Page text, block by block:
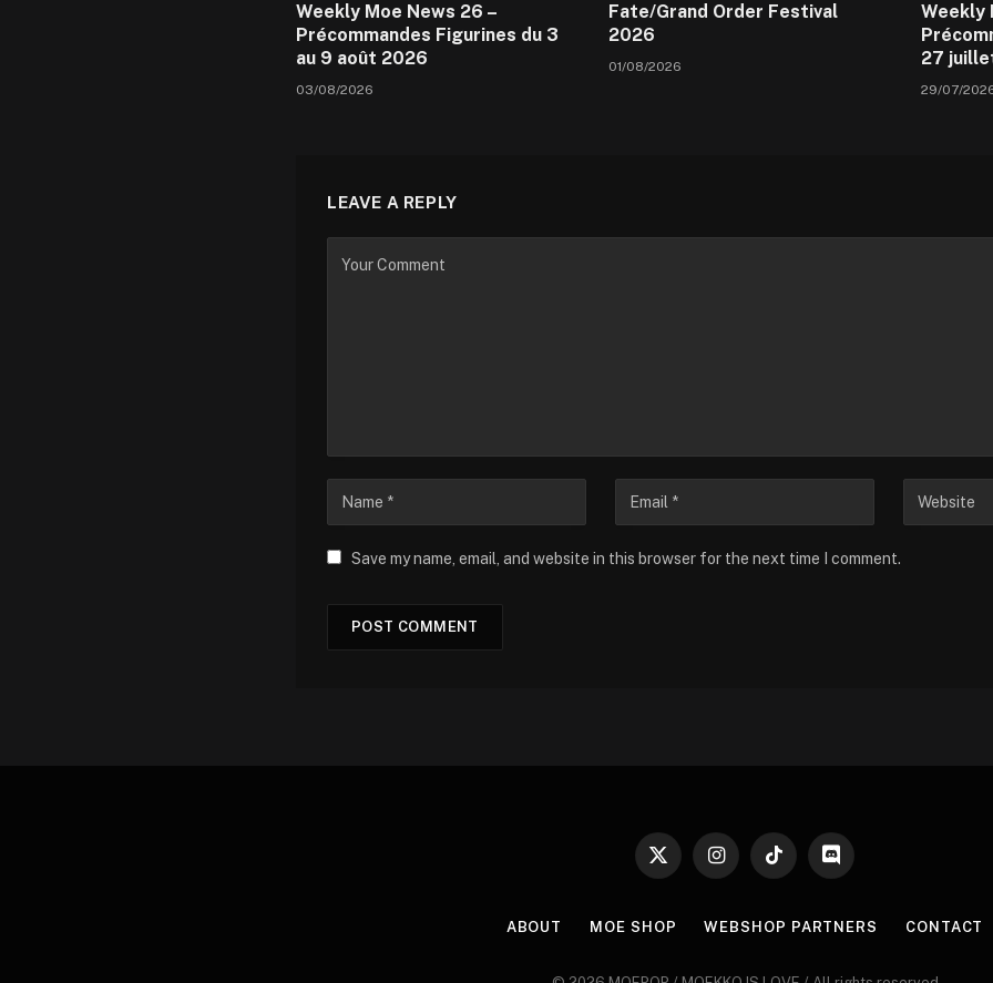
Weekly Moe News 26 –
Précommandes Figurines du 3
au 9 août 2026
03/08/2026
Fate/Grand Order Festival
2026
01/08/2026
Weekly
27
29/07/
LEAVE A REPLY
Save my name, email, and website in this browser for the next time I comment.
X
InstagramTikTok Discord
ABOUT MOE SHOP WEBSHOP PARTNERS CONTACT